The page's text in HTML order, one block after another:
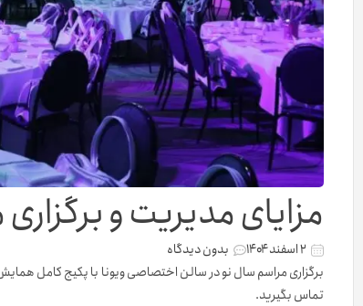
مزایای مدیریت و
۲ اسفند ۱۴۰۴
بدون دیدگاه
برگزاری مراسم سال نو در سالن اختصاصی ویونا با پکیج کامل
تماس بگیرید.